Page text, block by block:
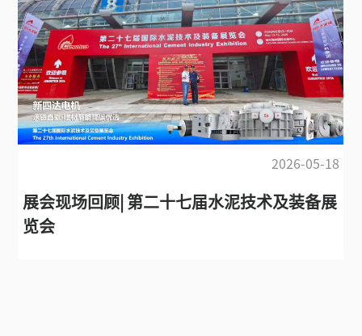
2026-05-18
展会现场回顾| 第二十七届水泥技术及装备展
览会